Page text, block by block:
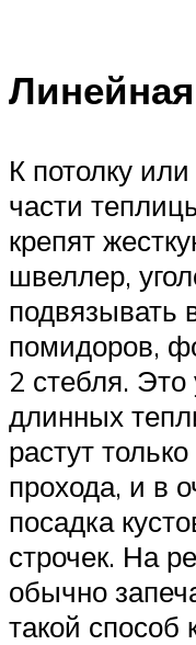
К потолку
части
крепят
швеллер,
подвязывать
помидоров,
2 стебля. Это
длинных
растут
прохода, и в
посадка
строчек. На
обычно
такой способ